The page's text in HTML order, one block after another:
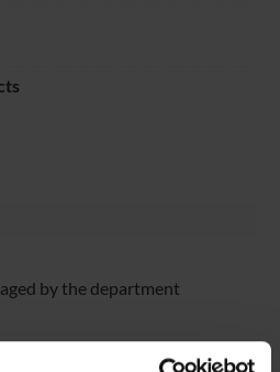
by the department